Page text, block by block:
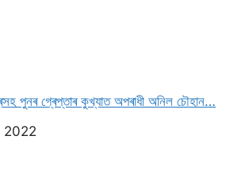
পুনৰ গ্ৰেপ্তাৰ কুখ্যাত অপৰাধী অনিল চৌহান…
2022